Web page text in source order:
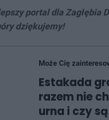
portal dla Zagłębia
dziękujemy!
Może Cię
Estakada
razem nie
urna i czy